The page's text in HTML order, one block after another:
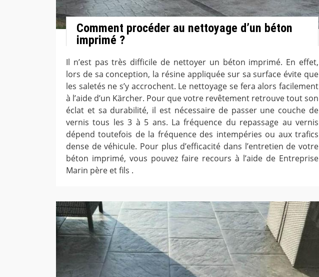
Comment procéder au nettoyage d’un béton
imprimé ?
Il n’est pas très difficile de nettoyer un béton imprimé. En effet,
lors de sa conception, la résine appliquée sur sa surface évite que
les saletés ne s’y accrochent. Le nettoyage se fera alors facilement
à l’aide d’un Kärcher. Pour que votre revêtement retrouve tout son
éclat et sa durabilité, il est nécessaire de passer une couche de
vernis tous les 3 à 5 ans. La fréquence du repassage au vernis
dépend toutefois de la fréquence des intempéries ou aux trafics
dense de véhicule. Pour plus d’efficacité dans l’entretien de votre
béton imprimé, vous pouvez faire recours à l’aide de Entreprise
Marin père et fils .